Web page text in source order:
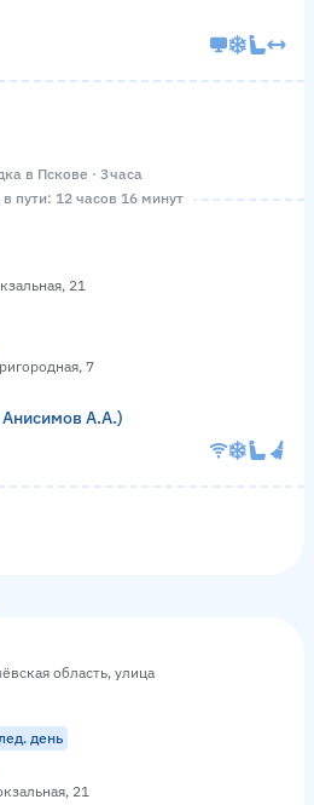
в Пскове · 3 часа
пути: 12 часов 16 минут
21
7
А.А.)
область, улица
день
21